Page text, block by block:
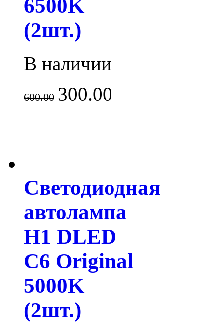
6500K
(2шт.)
В наличии
600.00 300.00
Светодиодная
автолампа
H1 DLED
C6 Original
5000K
(2шт.)